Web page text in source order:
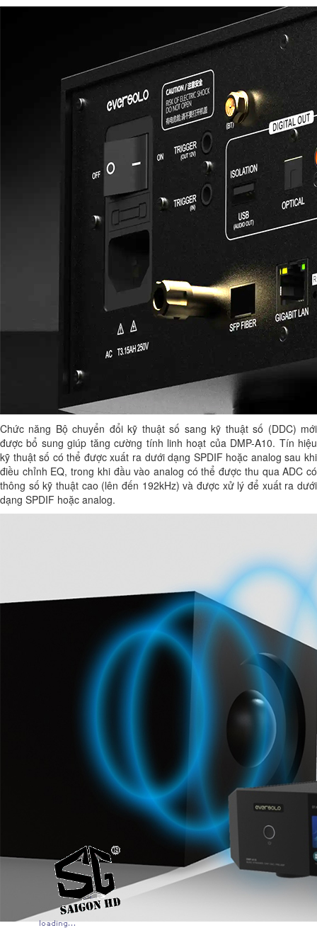
Chức năng Bộ chuyển đổi kỹ thuật số sang kỹ thuật số (DDC) mới
được bổ sung giúp tăng cường tính linh hoạt của DMP-A10. Tín hiệu
kỹ thuật số có thể được xuất ra dưới dạng SPDIF hoặc analog sau khi
điều chỉnh EQ, trong khi đầu vào analog có thể được thu qua ADC có
thông số kỹ thuật cao (lên đến 192kHz) và được xử lý để xuất ra dưới
dạng SPDIF hoặc analog.